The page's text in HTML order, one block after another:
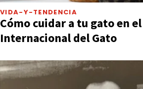
VIDA-Y-TENDENCIA
Cómo cuidar a tu gato en
Internacional del Gato